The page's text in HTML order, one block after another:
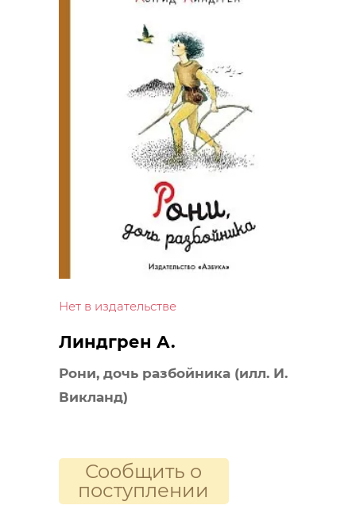
Нет в издательстве
Линдгрен А.
Рони, дочь разбойника (илл. И.
Викланд)
Сообщить о
поступлении